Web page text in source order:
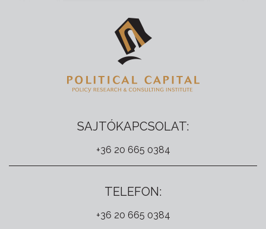
SAJTÓKAPCSOLAT:
+36 20 665 0384
TELEFON:
+36 20 665 0384